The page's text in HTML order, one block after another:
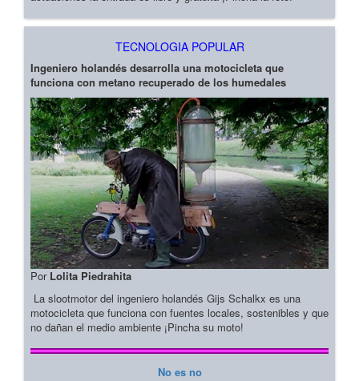
TECNOLOGIA POPULAR
Ingeniero holandés desarrolla una motocicleta que
funciona con metano recuperado de los humedales
Por Lolita Piedrahita
La slootmotor del ingeniero holandés Gijs Schalkx es una
motocicleta que funciona con fuentes locales, sostenibles y que
no dañan el medio ambiente ¡Pincha su moto!
No es no